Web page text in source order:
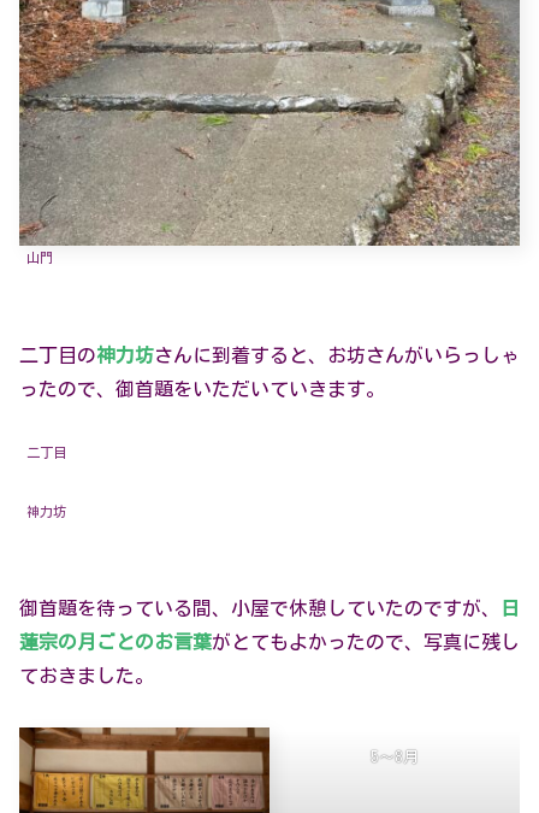
山門
二丁目の神力坊さんに到着すると、お坊さんがいらっしゃ
ったので、御首題をいただいていきます。
二丁目
神力坊
御首題を待っている間、小屋で休憩していたのですが、
日
蓮宗の月ごとのお言葉がとてもよかったので、写真に残し
ておきました。
5～8月